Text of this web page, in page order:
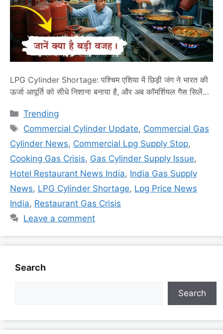
LPG Cylinder Shortage: पश्चिम एशिया में छिड़ी जंग ने भारत की
ऊर्जा आपूर्ति को सीधे निशाना बनाया है, और अब कॉमर्शियल गैस सिलेंडरों
कीमत देने को तैयार बैठे हैं, मगर गैस ही नहीं मिल रही है। यह संकट
सिर्फ ईंधन का नहीं, बल्कि …Read more
Categories
Trending
Tags
Commercial Cylinder Update, Commercial Gas
Cylinder News, Commercial Lpg Supply Stop,
Cooking Gas Crisis, Gas Cylinder Supply Issue,
Hotel Restaurant News India, India Gas Supply
News, LPG Cylinder Shortage, Lpg Price News
India, Restaurant Gas Crisis
Leave a comment
Search
Search